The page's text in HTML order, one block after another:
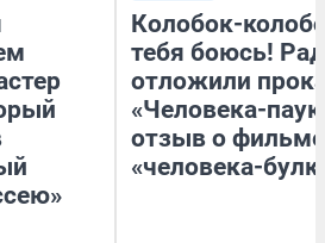
Колобок-
тебя боюсь!
отложили
«Человека-
отзыв о
«человека-